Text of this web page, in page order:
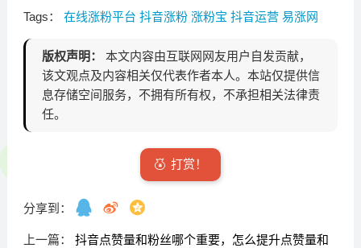
Tags： 在线涨粉平台 抖音涨粉 涨粉宝 抖音运营 易涨网
版权声明：
本文内容由互联网网友用户自发贡献，
该文观点及内容相关仅代表作者本人。本站仅提供信
息存储空间服务，不拥有所有权，不承担相关法律责
任。
打赏！
分享到：
上一篇： 抖音点赞量和粉丝哪个重要，怎么提升点赞量和